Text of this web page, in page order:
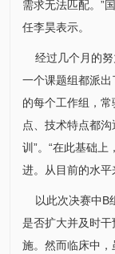
需求无法匹配。”
任李昊表示。
经过几个月的努
一个课题组都派
的每个工作组，
点、技术特点都
训”。“在此基础
进。从目前的水平
以此次决赛中B
是否扩大并及时
施。然而临床中